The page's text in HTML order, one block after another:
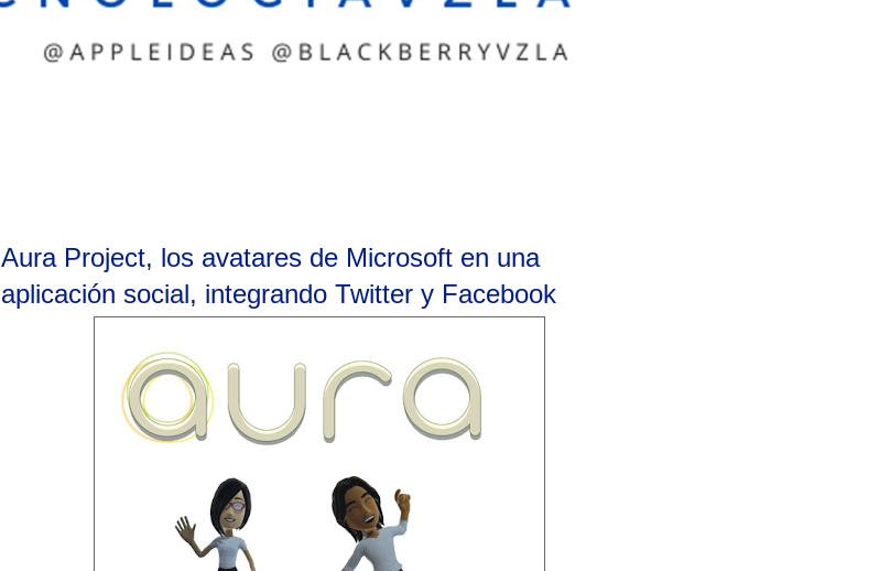
Aura Project, los avatares de Microsoft en una
aplicación social, integrando Twitter y Facebook